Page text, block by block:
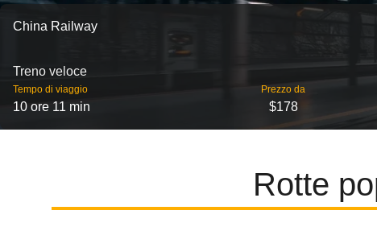
China Railway
Treno veloce
Tempo di viaggio
10 ore 11 min
Prezzo da
$178
Rotte